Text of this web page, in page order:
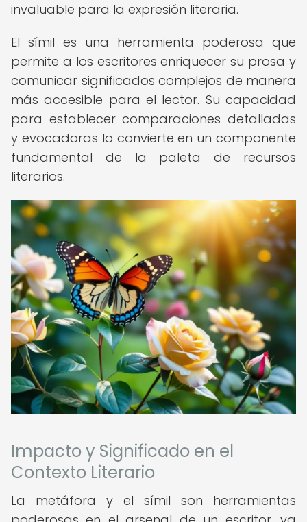
invaluable para la expresión literaria.
El símil es una herramienta poderosa que
permite a los escritores enriquecer su prosa y
comunicar significados complejos de manera
más accesible para el lector. Su capacidad
para establecer comparaciones detalladas
y evocadoras lo convierte en un componente
fundamental de la paleta de recursos
literarios.
Impacto y Significado en el
Contexto Literario
La metáfora y el símil son herramientas